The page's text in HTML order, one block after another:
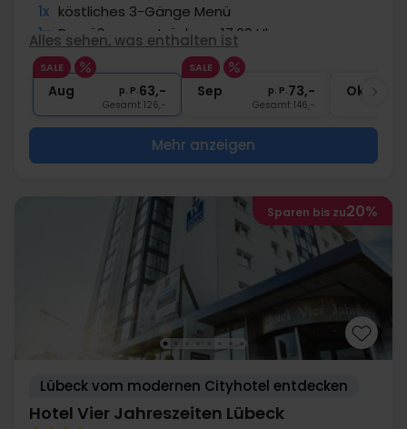
1x köstliches 3-Gänge Menü
1x Begrüßungsgetränk um 17.00 Uhr
∞ Gratis Kaffee/Tee zum Aufenthalt
∞ Gratis Internet und Parken
Alles sehen, was enthalten ist
SALE
Aug p. P.63,-
Gesamt 126,-
SALE
Sep p. P.73,-
Gesamt 146,-
Okt
Mehr anzeigen
Sparen bis zu20%
Lübeck vom modernen Cityhotel entdecken
Hotel Vier Jahreszeiten Lübeck